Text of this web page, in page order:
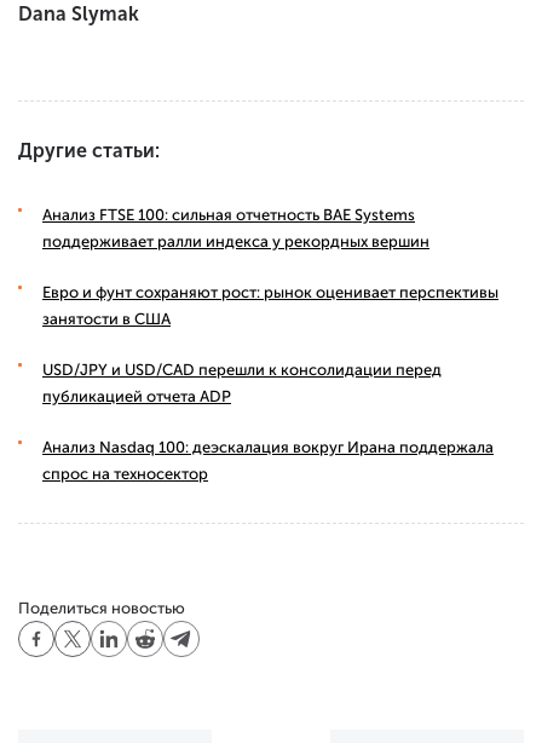
Dana Slymak
Другие статьи:
Анализ FTSE 100: сильная отчетность BAE Systems
поддерживает ралли индекса у рекордных вершин
Евро и фунт сохраняют рост: рынок оценивает перспективы
занятости в США
USD/JPY и USD/CAD перешли к консолидации перед
публикацией отчета ADP
Анализ Nasdaq 100: деэскалация вокруг Ирана поддержала
спрос на техносектор
Поделиться новостью